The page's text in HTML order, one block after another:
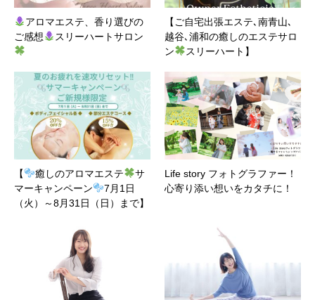
アロマエステ、香り選びの
ご感想
スリーハートサロン
【ご自宅出張エステ､南青山､
越谷､浦和の癒しのエステサロ
ン
スリーハート】
【 癒しのアロマエステ
サ
マーキャンペーン
7月1日
（火）～8月31日（日）まで】
Life story フォトグラファー！
心寄り添い想いをカタチに！